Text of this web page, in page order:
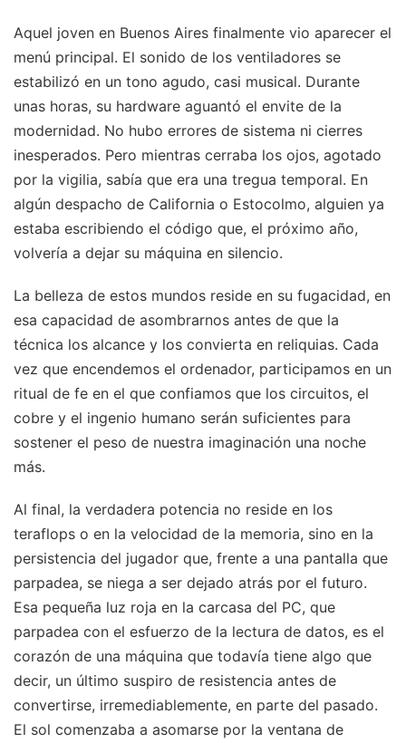
Aquel joven en Buenos Aires finalmente vio aparecer el
menú principal. El sonido de los ventiladores se
estabilizó en un tono agudo, casi musical. Durante
unas horas, su hardware aguantó el envite de la
modernidad. No hubo errores de sistema ni cierres
inesperados. Pero mientras cerraba los ojos, agotado
por la vigilia, sabía que era una tregua temporal. En
algún despacho de California o Estocolmo, alguien ya
estaba escribiendo el código que, el próximo año,
volvería a dejar su máquina en silencio.
La belleza de estos mundos reside en su fugacidad, en
esa capacidad de asombrarnos antes de que la
técnica los alcance y los convierta en reliquias. Cada
vez que encendemos el ordenador, participamos en un
ritual de fe en el que confiamos que los circuitos, el
cobre y el ingenio humano serán suficientes para
sostener el peso de nuestra imaginación una noche
más.
Al final, la verdadera potencia no reside en los
teraflops o en la velocidad de la memoria, sino en la
persistencia del jugador que, frente a una pantalla que
parpadea, se niega a ser dejado atrás por el futuro.
Esa pequeña luz roja en la carcasa del PC, que
parpadea con el esfuerzo de la lectura de datos, es el
corazón de una máquina que todavía tiene algo que
decir, un último suspiro de resistencia antes de
convertirse, irremediablemente, en parte del pasado.
El sol comenzaba a asomarse por la ventana de